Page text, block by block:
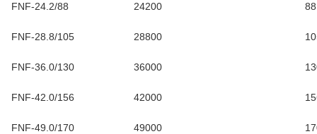
FNF-24.2/88
24200 88
FNF-28.8/105 28800
FNF-36.0/130 36000
FNF-42.0/156 42000
FNF-49.0/170 49000